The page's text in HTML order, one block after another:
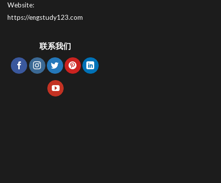
Website:
https://engstudy123.com
联系我们